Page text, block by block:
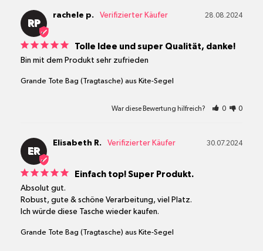
RP
28.08.2024
rachele p.
Tolle Idee und super Qualität, danke!
Bin mit dem Produkt sehr zufrieden
Grande Tote Bag (Tragtasche) aus Kite-Segel
War diese Bewertung hilfreich? 0 0
ER
30.07.2024
Elisabeth R.
Einfach top! Super Produkt.
Absolut gut.
Robust, gute & schöne Verarbeitung, viel Platz.
Ich würde diese Tasche wieder kaufen.
Grande Tote Bag (Tragtasche) aus Kite-Segel